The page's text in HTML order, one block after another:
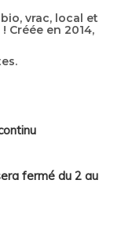
vrac, local et
Créée en 2014,
fermé du 2 au